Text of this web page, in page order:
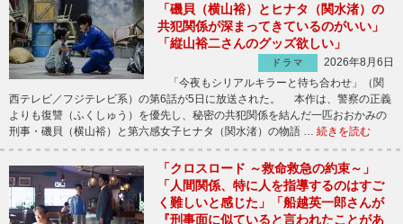
「磯貝（横山裕）とヒナタ（関水渚）の
共犯関係が深まってきているのがいい」
「縦山裕二さんのグッズ欲しい」
ドラマ
2026年8月6日
「今夜もシリアルキラーと待ち合わせ」（関
西テレビ／フジテレビ系）の第6話が5日に放送された。 本作は、警察の正義
よりも復讐（ふくしゅう）を優先し、秘密の共犯関係を結んだ一匹おおかみの
刑事・磯貝（横山裕）と第六感女子ヒナタ（関水渚）の物語 … 続きを読む
「クロスロード ～救命救急の約束～」
「人間関係、特に人を指導するのはすご
く難しいと感じた」「船越英一郎さんが
『刑事面に似ていると言われたことがあ